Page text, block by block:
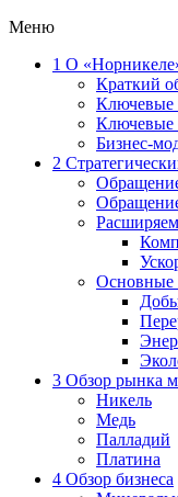
Меню
1 О
Краткий
Ключевые
Ключевые
Бизнес-
2
Основные
3 Обзор рынка
Никель
Медь
Палладий
Платина
4 Обзор бизнеса